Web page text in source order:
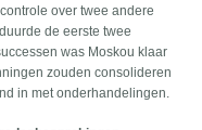
over twee andere
de eerste twee
was Moskou klaar
zouden consolideren
in met onderhandelingen.